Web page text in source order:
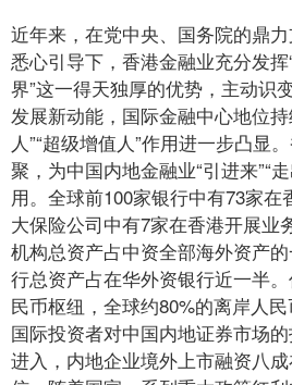
近年来，在党中央、国务院的鼎
悉心引导下，香港金融业充分发
界”这一得天独厚的优势，主动识
发展新动能，国际金融中心地位
人”“超级增值人”作用进一步凸显
聚，为中国内地金融业“引进来”“
用。全球前100家银行中有73家
大保险公司中有7家在香港开展业
机构总资产占中资全部海外资产
行总资产占在华外资银行近一半
民币枢纽，全球约80%的离岸人民
国际投资者对中国内地证券市场
进入，内地企业境外上市融资八